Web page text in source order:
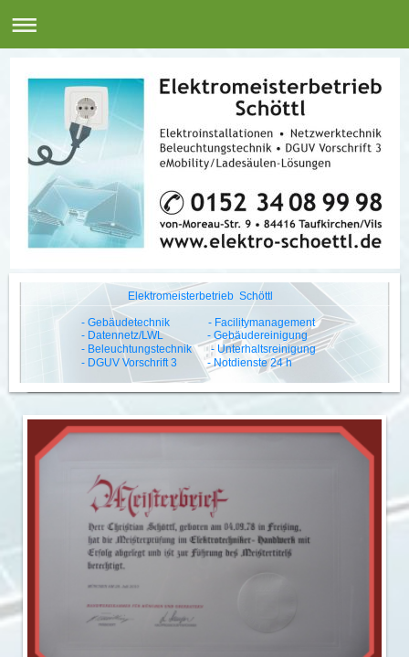
Elektromeisterbetrieb Schöttl
- Gebäudetechnik - Facilitymanagement
- Datennetz/LWL - Gebäudereinigung
- Beleuchtungstechnik - Unterhaltsreinigung
- DGUV Vorschrift 3 - Notdienste 24 h